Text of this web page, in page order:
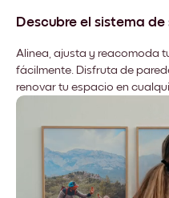
Descubre el sistema
Alinea, ajusta y reacomoda
fácilmente. Disfruta de
renovar tu espacio en